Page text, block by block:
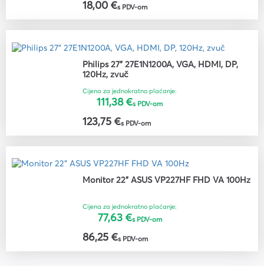
18,00 €s PDV-om
Philips 27" 27E1N1200A, VGA, HDMI, DP,
120Hz, zvuč
Cijena za jednokratno plaćanje:
111,38 €s PDV-om
123,75 €s PDV-om
Monitor 22" ASUS VP227HF FHD VA 100Hz
Cijena za jednokratno plaćanje:
77,63 €s PDV-om
86,25 €s PDV-om